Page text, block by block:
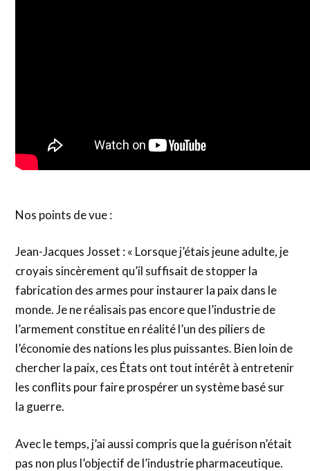
Nos points de vue :
Jean-Jacques Josset : « Lorsque j’étais jeune adulte, je
croyais sincèrement qu’il suffisait de stopper la
fabrication des armes pour instaurer la paix dans le
monde. Je ne réalisais pas encore que l’industrie de
l’armement constitue en réalité l’un des piliers de
l’économie des nations les plus puissantes. Bien loin de
chercher la paix, ces États ont tout intérêt à entretenir
les conflits pour faire prospérer un système basé sur
la guerre.
Avec le temps, j’ai aussi compris que la guérison n’était
pas non plus l’objectif de l’industrie pharmaceutique.